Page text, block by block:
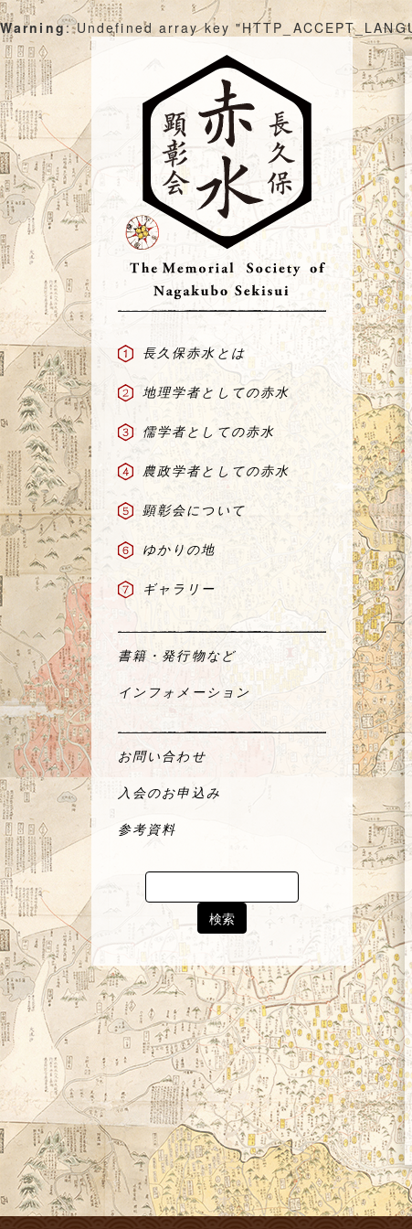
Warning: Undefined array key
Skip
to
長久保赤水とは
地理学者としての赤水
儒学者としての赤水
農政学者としての赤水
顕彰会について
ゆかりの地
ギャラリー
書籍・発行物など
インフォメーション
お問い合わせ
入会のお申込み
参考資料
Search
for: